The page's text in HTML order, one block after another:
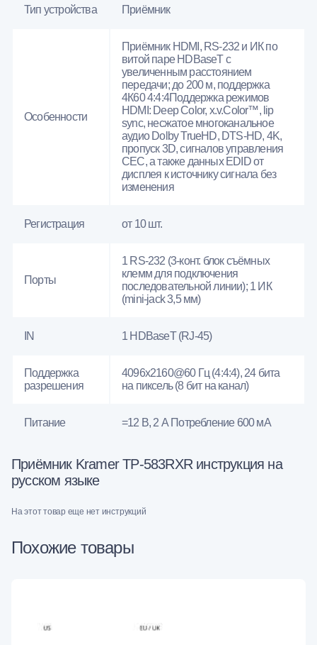
Тип устройства Приёмник
Особенности
Приёмник HDMI, RS-232 и ИК по
витой паре HDBaseT с
увеличенным расстоянием
передачи; до 200 м, поддержка
4К60 4:4:4Поддержка режимов
HDMI: Deep Color, x.v.Color™, lip
sync, несжатое многоканальное
аудио Dolby TrueHD, DTS-HD, 4K,
пропуск 3D, сигналов управления
CEC, а также данных EDID от
дисплея к источнику сигнала без
изменения
Регистрация от 10 шт.
Порты
1 RS-232 (3-конт. блок съёмных
клемм для подключения
последовательной линии); 1 ИК
(mini-jack 3,5 мм)
IN 1 HDBaseT (RJ-45)
Поддержка
разрешения
4096x2160@60 Гц (4:4:4), 24 бита
на пиксель (8 бит на канал)
Питание =12 В, 2 А Потребление 600 мА
Приёмник Kramer TP-583RXR инструкция на
русском языке
На этот товар еще нет инструкций
Похожие товары